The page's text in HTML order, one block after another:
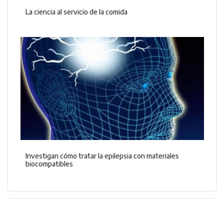
La ciencia al servicio de la comida
Investigan cómo tratar la epilepsia con materiales
biocompatibles